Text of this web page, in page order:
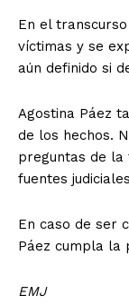
En el
víctimas y se
aún definido si
Agostina Páez
de los hechos.
preguntas de la
fuentes
En caso de ser
Páez cumpla la
EMJ